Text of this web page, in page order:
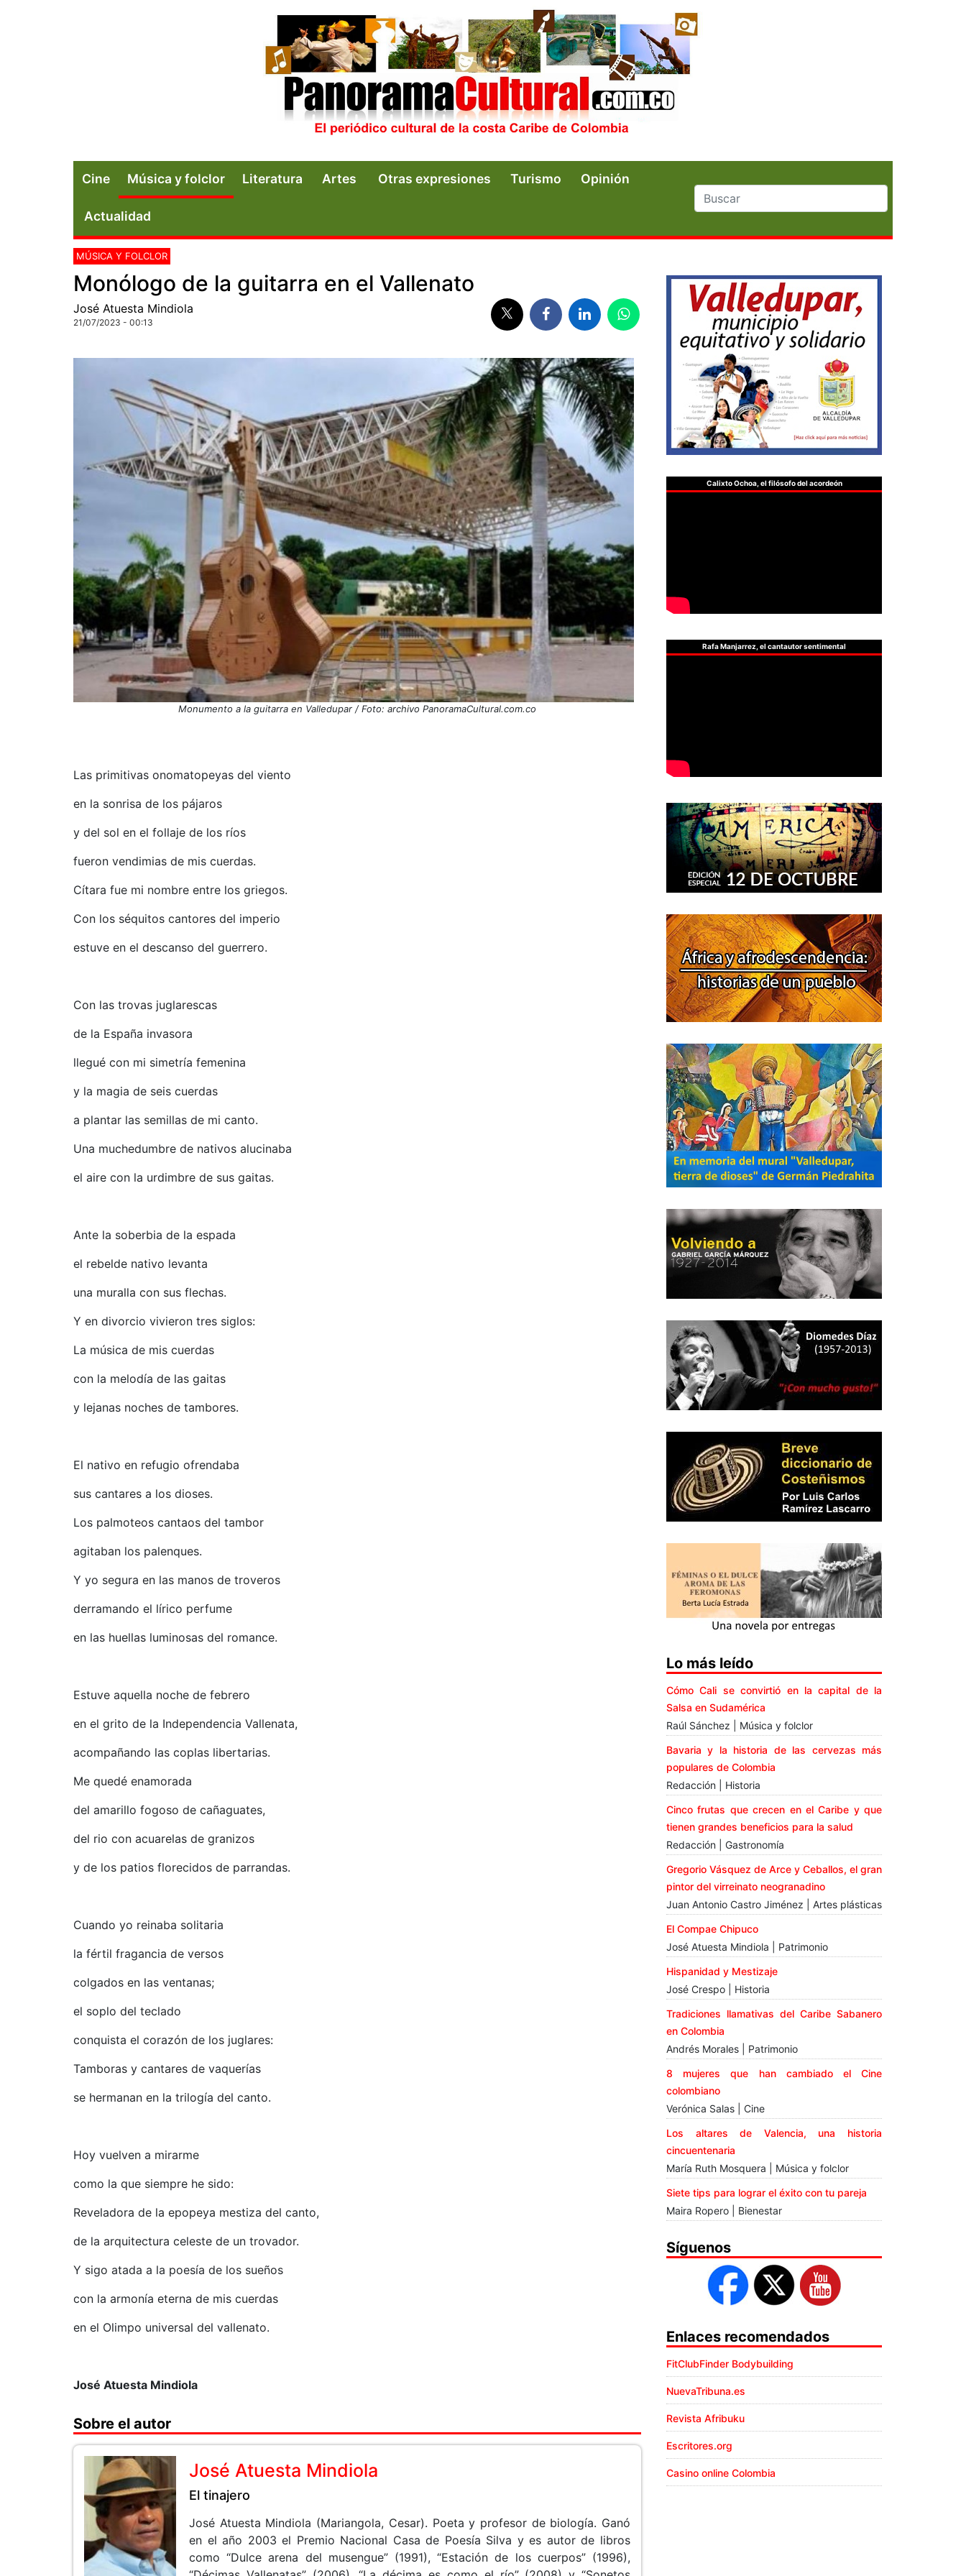
Cine Música y folclor Literatura Artes Otras expresiones Turismo Opinión
Actualidad
MÚSICA Y FOLCLOR
Monólogo de la guitarra en el Vallenato
José Atuesta Mindiola
21/07/2023 - 00:13
Monumento a la guitarra en Valledupar / Foto: archivo PanoramaCultural.com.co
Las primitivas onomatopeyas del viento
en la sonrisa de los pájaros
y del sol en el follaje de los ríos
fueron vendimias de mis cuerdas.
Cítara fue mi nombre entre los griegos.
Con los séquitos cantores del imperio
estuve en el descanso del guerrero.
Con las trovas juglarescas
de la España invasora
llegué con mi simetría femenina
y la magia de seis cuerdas
a plantar las semillas de mi canto.
Una muchedumbre de nativos alucinaba
el aire con la urdimbre de sus gaitas.
Ante la soberbia de la espada
el rebelde nativo levanta
una muralla con sus flechas.
Y en divorcio vivieron tres siglos:
La música de mis cuerdas
con la melodía de las gaitas
y lejanas noches de tambores.
El nativo en refugio ofrendaba
sus cantares a los dioses.
Los palmoteos cantaos del tambor
agitaban los palenques.
Y yo segura en las manos de troveros
derramando el lírico perfume
en las huellas luminosas del romance.
Estuve aquella noche de febrero
en el grito de la Independencia Vallenata,
acompañando las coplas libertarias.
Me quedé enamorada
del amarillo fogoso de cañaguates,
del rio con acuarelas de granizos
y de los patios florecidos de parrandas.
Cuando yo reinaba solitaria
la fértil fragancia de versos
colgados en las ventanas;
el soplo del teclado
conquista el corazón de los juglares:
Tamboras y cantares de vaquerías
se hermanan en la trilogía del canto.
Hoy vuelven a mirarme
como la que siempre he sido:
Reveladora de la epopeya mestiza del canto,
de la arquitectura celeste de un trovador.
Y sigo atada a la poesía de los sueños
con la armonía eterna de mis cuerdas
en el Olimpo universal del vallenato.
José Atuesta Mindiola
Sobre el autor
José Atuesta Mindiola
El tinajero
José Atuesta Mindiola (Mariangola, Cesar). Poeta y profesor de biología. Ganó
en el año 2003 el Premio Nacional Casa de Poesía Silva y es autor de libros
como “Dulce arena del musengue” (1991), “Estación de los cuerpos” (1996),
Calixto Ochoa, el filósofo del acordeón
Rafa Manjarrez, el cantautor sentimental
Lo más leído
Cómo Cali se convirtió en la capital de la
Salsa en Sudamérica
Raúl Sánchez | Música y folclor
Bavaria y la historia de las cervezas más
populares de Colombia
Redacción | Historia
Cinco frutas que crecen en el Caribe y que
tienen grandes beneficios para la salud
Redacción | Gastronomía
Gregorio Vásquez de Arce y Ceballos, el gran
pintor del virreinato neogranadino
Juan Antonio Castro Jiménez | Artes plásticas
El Compae Chipuco
José Atuesta Mindiola | Patrimonio
Hispanidad y Mestizaje
José Crespo | Historia
Tradiciones llamativas del Caribe Sabanero
en Colombia
Andrés Morales | Patrimonio
8 mujeres que han cambiado el Cine
colombiano
Verónica Salas | Cine
Los altares de Valencia, una historia
cincuentenaria
María Ruth Mosquera | Música y folclor
Siete tips para lograr el éxito con tu pareja
Maira Ropero | Bienestar
Síguenos
Enlaces recomendados
FitClubFinder Bodybuilding
NuevaTribuna.es
Revista Afribuku
Escritores.org
Casino online Colombia